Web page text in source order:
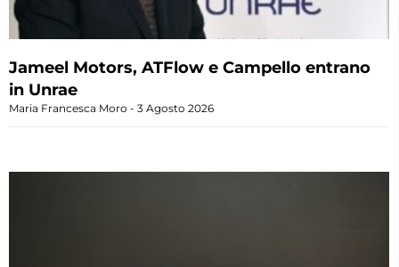
Jameel Motors, ATFlow e Campello entrano
in Unrae
Maria Francesca Moro 3 Agosto 2026